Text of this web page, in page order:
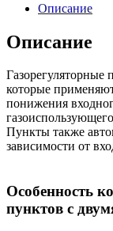
Описание
Описание
Газорегуляторные
которые
понижения
Пункты также
зависимости от
Особенность
пунктов с